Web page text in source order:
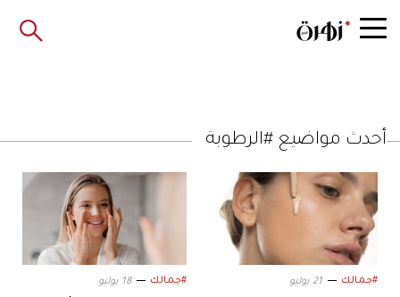
أحدث مواضيع #الرطوبة
#جمالك 21 يوليو #جمالك 18 يوليو